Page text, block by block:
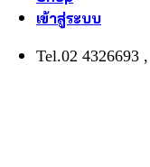
เข้าสู่ระบบ
Tel.02 4326693